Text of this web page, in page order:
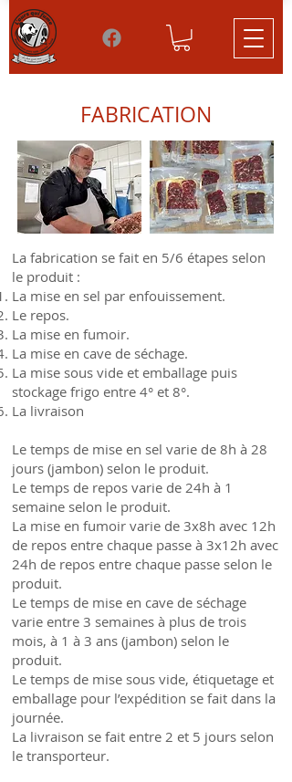
FABRICATION
La fabrication se fait en 5/6 étapes selon
le produit :
La mise en sel par enfouissement.
Le repos.
La mise en fumoir.
La mise en cave de séchage.
La mise sous vide et emballage puis
stockage frigo entre 4° et 8°.
La livraison
Le temps de mise en sel varie de 8h à 28
jours (jambon) selon le produit.
Le temps de repos varie de 24h à 1
semaine selon le produit.
La mise en fumoir varie de 3x8h avec 12h
de repos entre chaque passe à 3x12h avec
24h de repos entre chaque passe selon le
produit.
Le temps de mise en cave de séchage
varie entre 3 semaines à plus de trois
mois, à 1 à 3 ans (jambon) selon le
produit.
Le temps de mise sous vide, étiquetage et
emballage pour l’expédition se fait dans la
journée.
La livraison se fait entre 2 et 5 jours selon
le transporteur.